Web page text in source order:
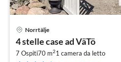
Norrtälje
4 stelle case ad VäTö
7 Ospiti70 m21 camera da letto